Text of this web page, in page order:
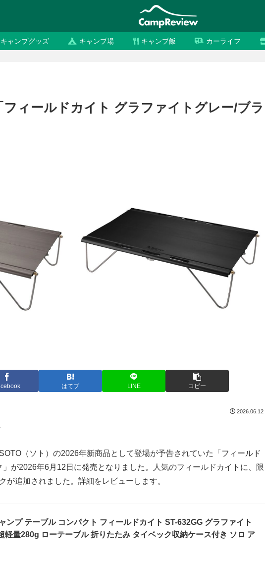
キャンプグッズ キャンプ場 キャンプ飯 カーライフ
フィールドカイト グラファイトグレー/ブラ
はてブ LINE コピー
2026.06.12
（ソト）の2026年新商品として登場が予告されていた「フィールド
が2026年6月12日に発売となりました。人気のフィールドカイトに、限
が追加されました。詳細をレビューします。
ンプ テーブル コンパクト フィールドカイト ST-632GG グラファイト
軽量280g ローテーブル 折りたたみ タイベック収納ケース付き ソロ ア